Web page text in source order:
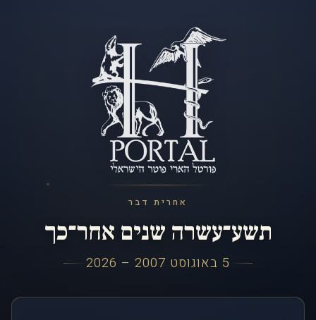
אחרית דבר
תשע־עשרה שנים אחר־כך
5 באוגוסט 2007 – 2026